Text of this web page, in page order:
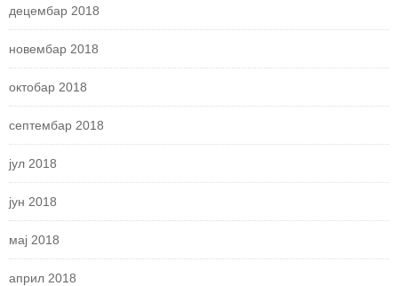
децембар 2018
новембар 2018
октобар 2018
септембар 2018
јул 2018
јун 2018
мај 2018
април 2018